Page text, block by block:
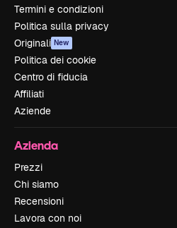
Termini e condizioni
Politica sulla privacy
Originali New
Politica dei cookie
Centro di fiducia
Affiliati
Aziende
Azienda
Prezzi
Chi siamo
Recensioni
Lavora con noi